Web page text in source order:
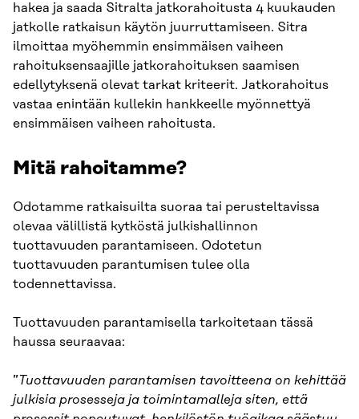
hakea ja saada Sitralta jatkorahoitusta 4 kuukauden
jatkolle ratkaisun käytön juurruttamiseen. Sitra
ilmoittaa myöhemmin ensimmäisen vaiheen
rahoituksensaajille jatkorahoituksen saamisen
edellytyksenä olevat tarkat kriteerit. Jatkorahoitus
vastaa enintään kullekin hankkeelle myönnettyä
ensimmäisen vaiheen rahoitusta.
Mitä rahoitamme?
Odotamme ratkaisuilta suoraa tai perusteltavissa
olevaa välillistä kytköstä julkishallinnon
tuottavuuden parantamiseen. Odotetun
tuottavuuden parantumisen tulee olla
todennettavissa.
Tuottavuuden parantamisella tarkoitetaan tässä
haussa seuraavaa:
”Tuottavuuden parantamisen tavoitteena on kehittää
julkisia prosesseja ja toimintamalleja siten, että